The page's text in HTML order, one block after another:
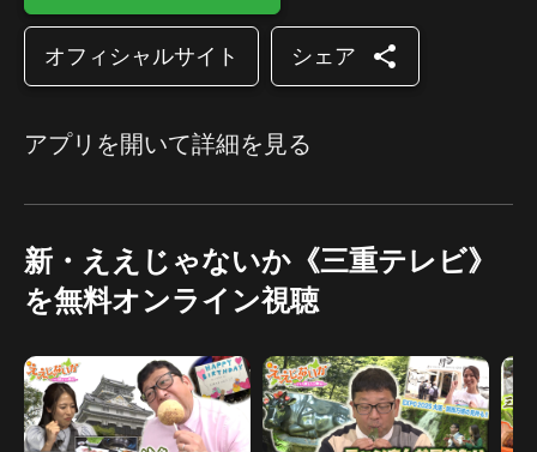
オフィシャルサイト シェア share
アプリを開いて詳細を見る
新・ええじゃないか《三重テレビ》
を無料オンライン視聴